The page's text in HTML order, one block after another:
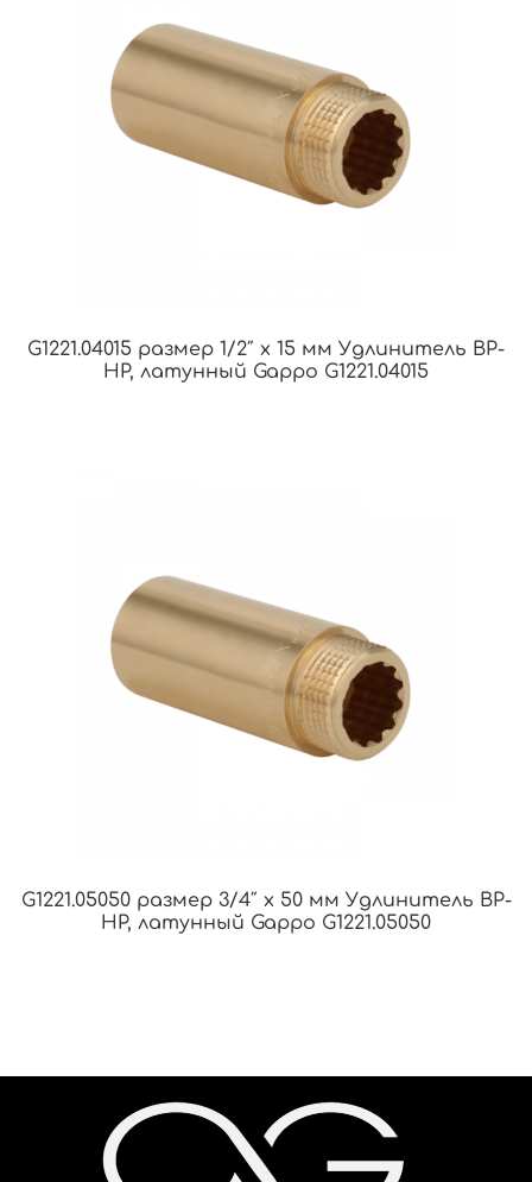
G1221.04015 размер 1/2″ х 15 мм Удлинитель ВР-
НР, латунный Gappo G1221.04015
G1221.05050 размер 3/4″ x 50 мм Удлинитель ВР-
НР, латунный Gappo G1221.05050